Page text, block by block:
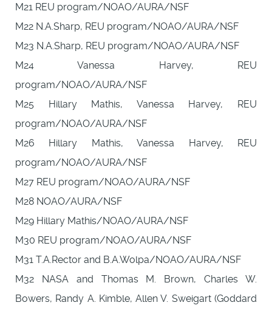
M21 REU program/NOAO/AURA/NSF
M22 N.A.Sharp, REU program/NOAO/AURA/NSF
M23 N.A.Sharp, REU program/NOAO/AURA/NSF
M24 Vanessa Harvey, REU
program/NOAO/AURA/NSF
M25 Hillary Mathis, Vanessa Harvey, REU
program/NOAO/AURA/NSF
M26 Hillary Mathis, Vanessa Harvey, REU
program/NOAO/AURA/NSF
M27 REU program/NOAO/AURA/NSF
M28 NOAO/AURA/NSF
M29 Hillary Mathis/NOAO/AURA/NSF
M30 REU program/NOAO/AURA/NSF
M31 T.A.Rector and B.A.Wolpa/NOAO/AURA/NSF
M32 NASA and Thomas M. Brown, Charles W.
Bowers, Randy A. Kimble, Allen V. Sweigart (Goddard